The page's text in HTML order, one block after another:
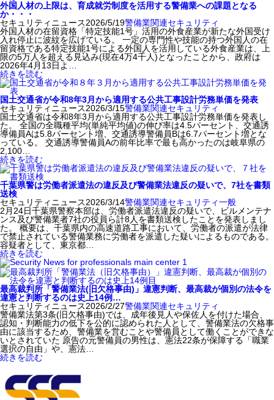
外国人材の上限は、育成就労制度を活用する警備業への課題となる
か・・・
セキュリティニュース2026/5/19警備業関連セキュリティ
外国人材の在留資格「特定技能1号」活用の外食産業が新たな外国受け
入れ停止に波紋を広げている。 一定の専門性や技能の持つ外国人の在
留資格である特定技能1号による外国人を活用している外食産業は、上
限の5万人を超える見込み(現在4万4千人)となったことから、政府は
2026年4月13日よ…
続きを読む
国土交通省が令和8年3月から適用する公共工事設計労務単価を発表
セキュリティニュース2026/3/15警備業関連セキュリティ
国土交通省は令和8年3月から適用する公共工事設計労務単価を発表し
た。 全国の全職種平均(単純平均値)の伸び率は4.5パーセント、交通誘
導備員Aは5.8パーセント増、交通誘導警備員Bは6.7パーセント増とな
っている。 交通誘導警備員Aの前年比率で最も高かったのは岐阜県の
2,100…
続きを読む
千葉県警は労働者派遣法の違反及び警備業法違反の疑いで、7社を書類
送検
セキュリティニュース2026/3/14警備業関連セキュリティ一般
2月24日千葉県警察本部は、労働者派遣法違反の疑いで、ビルメンテナ
ンス及び警備業者7社の役員ら計8人を書類送検したことを発表しまし
た。 概要は、千葉県内の高速道路工事において、労働者の派遣が法律
で禁止されている警備業務に労働者を派遣した疑いによるものである。
容疑者として、東京都…
続きを読む
最高裁判所「警備業法(旧欠格事由)」違憲判断、最高裁が個別の法令を
違憲と判断するのは史上14例…
セキュリティニュース2026/2/27警備業関連セキュリティ
警備業法第3条(旧欠格事由)では、成年後見人や保佐人を付けた場合、
認知・判断能力の低下を公的に認められた人として、警備業法の欠格事
由に該当するため、警備業を営むことや警備員として働くことができな
いとされていた 原告の元警備員の男性は、憲法22条が保障する「職業
選択の自由」や、憲法…
続きを読む